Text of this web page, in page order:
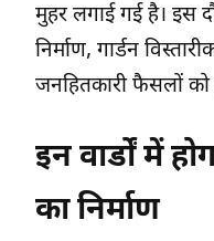
मुहर लगाई गई है। इस
निर्माण, गार्डन
जनहितकारी फैसलों को
इन वार्डों में
का निर्माण